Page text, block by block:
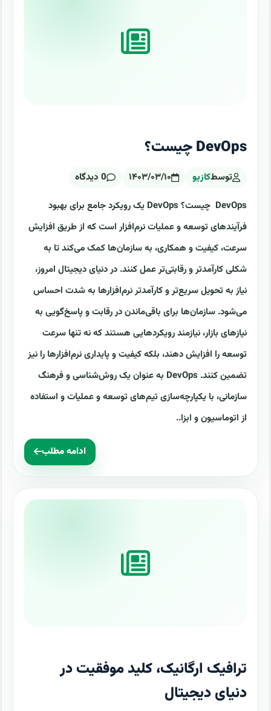
DevOps چیست؟
توسطکازیو ۱۴۰۳/۰۳/۱۰ 0 دیدگاه
DevOps چیست؟ DevOps یک رویکرد جامع برای بهبود
فرآیندهای توسعه و عملیات نرم‌افزار است که از طریق افزایش
سرعت، کیفیت و همکاری، به سازمان‌ها کمک می‌کند تا به
شکلی کارآمدتر و رقابتی‌تر عمل کنند. در دنیای دیجیتال امروز،
نیاز به تحویل سریع‌تر و کارآمدتر نرم‌افزارها به شدت احساس
می‌شود. سازمان‌ها برای باقی‌ماندن در رقابت و پاسخ‌گویی به
نیازهای بازار، نیازمند رویکردهایی هستند که نه تنها سرعت
توسعه را افزایش دهند، بلکه کیفیت و پایداری نرم‌افزارها را نیز
تضمین کنند. DevOps به عنوان یک روش‌شناسی و فرهنگ
سازمانی، با یکپارچه‌سازی تیم‌های توسعه و عملیات و استفاده
از اتوماسیون و ابزا..
ادامه مطلب
ترافیک ارگانیک، کلید موفقیت در
دنیای دیجیتال